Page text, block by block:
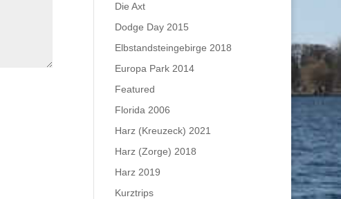
Die Axt
Dodge Day 2015
Elbstandsteingebirge 2018
Europa Park 2014
Featured
Florida 2006
Harz (Kreuzeck) 2021
Harz (Zorge) 2018
Harz 2019
Kurztrips